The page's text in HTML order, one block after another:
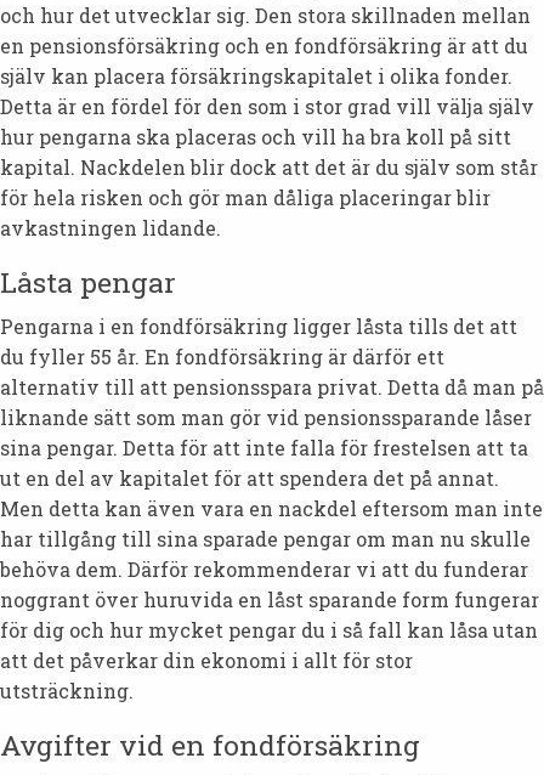
och hur det utvecklar sig. Den stora skillnaden mellan
en pensionsförsäkring och en fondförsäkring är att du
själv kan placera försäkringskapitalet i olika fonder.
Detta är en fördel för den som i stor grad vill välja själv
hur pengarna ska placeras och vill ha bra koll på sitt
kapital. Nackdelen blir dock att det är du själv som står
för hela risken och gör man dåliga placeringar blir
avkastningen lidande.
Låsta pengar
Pengarna i en fondförsäkring ligger låsta tills det att
du fyller 55 år. En fondförsäkring är därför ett
alternativ till att pensionsspara privat. Detta då man på
liknande sätt som man gör vid pensionssparande låser
sina pengar. Detta för att inte falla för frestelsen att ta
ut en del av kapitalet för att spendera det på annat.
Men detta kan även vara en nackdel eftersom man inte
har tillgång till sina sparade pengar om man nu skulle
behöva dem. Därför rekommenderar vi att du funderar
noggrant över huruvida en låst sparande form fungerar
för dig och hur mycket pengar du i så fall kan låsa utan
att det påverkar din ekonomi i allt för stor
utsträckning.
Avgifter vid en fondförsäkring